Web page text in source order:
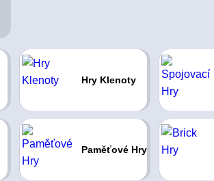
Hry Klenoty
Paměťové Hry